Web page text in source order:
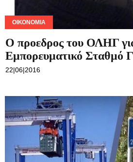
ΟΙΚΟΝΟΜΊΑ
Ο προεδρος του ΟΛΗΓ
Εμπορευματικό Σταθμό
22|06|2016